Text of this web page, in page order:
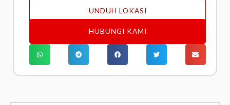
UNDUH LOKASI
HUBUNGI KAMI